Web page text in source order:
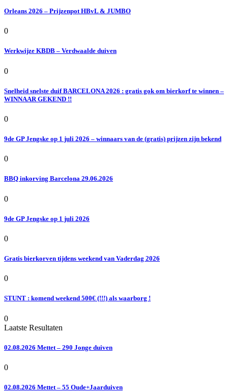
Orleans 2026 – Prijzenpot HBvL & JUMBO
0
Werkwijze KBDB – Verdwaalde duiven
0
Snelheid snelste duif BARCELONA 2026 : gratis gok om bierkorf te winnen –
WINNAAR GEKEND !!
0
9de GP Jengske op 1 juli 2026 – winnaars van de (gratis) prijzen zijn bekend
0
BBQ inkorving Barcelona 29.06.2026
0
9de GP Jengske op 1 juli 2026
0
Gratis bierkorven tijdens weekend van Vaderdag 2026
0
STUNT : komend weekend 500€ (!!!) als waarborg !
0
Laatste Resultaten
02.08.2026 Mettet – 290 Jonge duiven
0
02.08.2026 Mettet – 55 Oude+Jaarduiven